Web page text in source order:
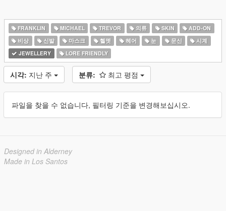
FRANKLIN MICHAEL TREVOR 의류 SKIN
ADD-ON
비상
신발 마스크 헬멧 헤어 눈 문신
시계
JEWELLERY
LORE FRIENDLY
시각: 지난 주 분류: 최고 평점
파일을 찾을 수 없습니다, 필터링 기준을 변경해보십시오.
Designed in Alderney
Made in Los Santos